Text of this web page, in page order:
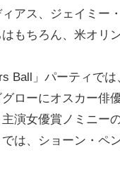
アス、ジェイミー
もちろん、米オリ
Ball」パーティで
ローにオスカー俳
演女優賞ノミニー
は、ショーン・